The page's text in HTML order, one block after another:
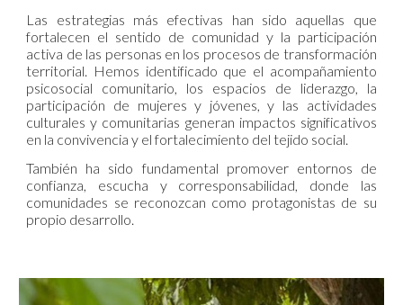
Las estrategias más efectivas han sido aquellas que
fortalecen el sentido de comunidad y la participación
activa de las personas en los procesos de transformación
territorial. Hemos identificado que el acompañamiento
psicosocial comunitario, los espacios de liderazgo, la
participación de mujeres y jóvenes, y las actividades
culturales y comunitarias generan impactos significativos
en la convivencia y el fortalecimiento del tejido social.
También ha sido fundamental promover entornos de
confianza, escucha y corresponsabilidad, donde las
comunidades se reconozcan como protagonistas de su
propio desarrollo.